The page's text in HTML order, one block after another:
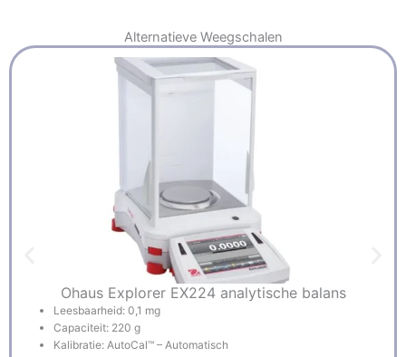
Alternatieve Weegschalen
Ohaus Explorer EX224 analytische balans
Leesbaarheid: 0,1 mg
Capaciteit: 220 g
Kalibratie: AutoCal™ – Automatisch